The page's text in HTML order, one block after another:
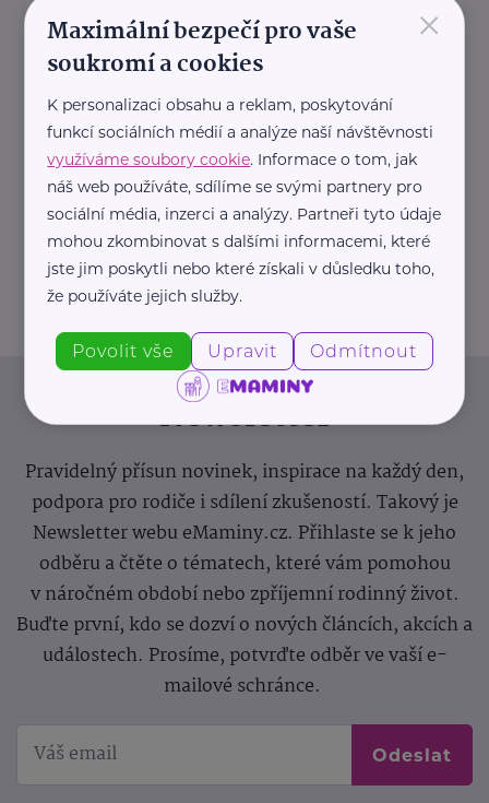
+420 800 100 150
info@hartmanndirect.cz
Ministerstvo zdravotnictví ČR
Palackého náměstí 375/4 Praha 2
https://www.mzcr.cz/
+420 224 971 111
Newsletter
Pravidelný přísun novinek, inspirace na každý den,
podpora pro rodiče i sdílení zkušeností. Takový je
Newsletter webu eMaminy.cz. Přihlaste se k jeho
odběru a čtěte o tématech, které vám pomohou
v náročném období nebo zpříjemní rodinný život.
Buďte první, kdo se dozví o nových článcích, akcích a
událostech. Prosíme, potvrďte odběr ve vaší e-
mailové schránce.
Odeslat
×
Maximální bezpečí pro vaše
soukromí a cookies
K personalizaci obsahu a reklam, poskytování
funkcí sociálních médií a analýze naší návštěvnosti
využíváme soubory cookie. Informace o tom, jak
náš web používáte, sdílíme se svými partnery pro
sociální média, inzerci a analýzy. Partneři tyto údaje
mohou zkombinovat s dalšími informacemi, které
jste jim poskytli nebo které získali v důsledku toho,
že používáte jejich služby.
Povolit vše Upravit Odmítnout